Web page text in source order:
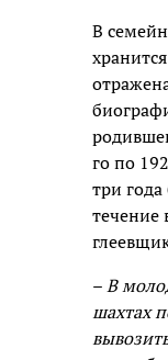
В
го по
три
течение
–В
шахтах